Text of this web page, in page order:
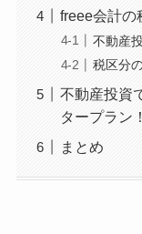
freee会計の
不動産
税区分
不動産投資
タープラン！
まとめ